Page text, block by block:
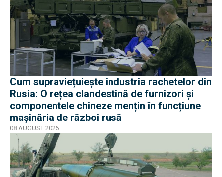
Cum supraviețuiește industria rachetelor din
Rusia: O rețea clandestină de furnizori și
componentele chineze mențin în funcțiune
mașinăria de război rusă
08 AUGUST 2026